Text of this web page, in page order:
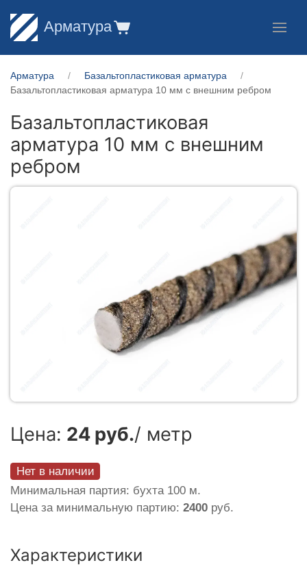
Арматура
Арматура
Базальтопластиковая арматура
Базальтопластиковая арматура 10 мм с внешним ребром
Базальтопластиковая
арматура 10 мм с внешним
ребром
Цена: 24 руб./ метр
Нет в наличии
Минимальная партия: бухта 100 м.
Цена за минимальную партию: 2400 руб.
Характеристики